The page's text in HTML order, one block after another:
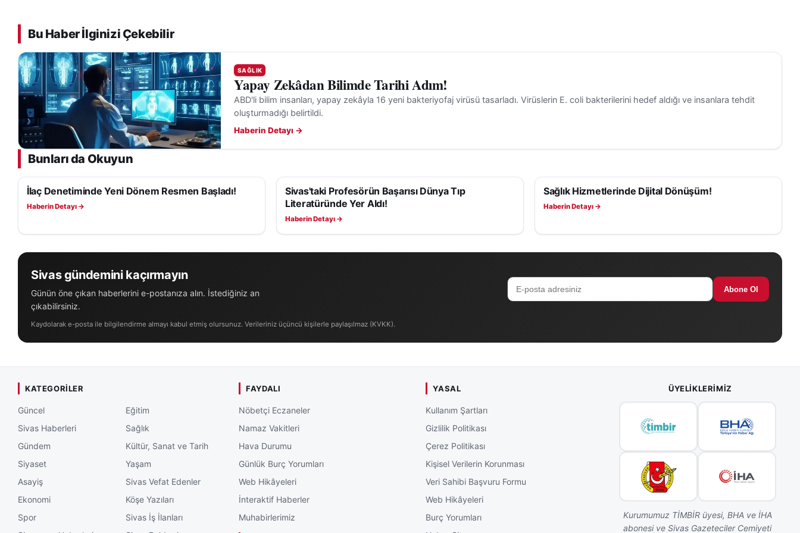
almasının önemine dikkat çekildi.
Açıklamanın sonunda, yaşanan tüm gelişmelerin kamuoyunun bilgisine saygıyla
sunulduğu ifade edildi. Sürecin nasıl sonuçlanacağı, hem yerel hem de ulusal basın
tarafından yakından izlenirken, konu Sivas gündemi ve eğitim haberleri başlıkları
altında da tartışılmaya devam ediyor.
Bu Haber İlginizi Çekebilir
SAĞLIK
Yapay Zekâdan Bilimde Tarihi Adım!
ABD'li bilim insanları, yapay zekâyla 16 yeni bakteriyofaj virüsü tasarladı. Virüslerin E. coli bakterilerini hedef aldığı ve insanlara tehdit
oluşturmadığı belirtildi.
Haberin Detayı →
Bunları da Okuyun
SAĞLIK
İlaç Denetiminde Yeni Dönem Resmen Başladı!
Haberin Detayı →
SAĞLIK
Sivas'taki Profesörün Başarısı Dünya Tıp
Literatüründe Yer Aldı!
Haberin Detayı →
SAĞLIK
Sağlık Hizmetlerinde Dijital Dönüşüm!
Haberin Detayı →
Sivas gündemini kaçırmayın
Günün öne çıkan haberlerini e-postanıza alın. İstediğiniz an
çıkabilirsiniz.
Abone Ol
Kaydolarak e-posta ile bilgilendirme almayı kabul etmiş olursunuz. Verileriniz üçüncü kişilerle paylaşılmaz (KVKK).
KATEGORILER
Güncel
Sivas Haberleri
Gündem
Siyaset
Asayiş
Ekonomi
Spor
Eğitim
Sağlık
Kültür, Sanat ve Tarih
Yaşam
Sivas Vefat Edenler
Köşe Yazıları
Sivas İş İlanları
FAYDALI
Nöbetçi Eczaneler
Namaz Vakitleri
Hava Durumu
Günlük Burç Yorumları
Web Hikâyeleri
İnteraktif Haberler
Muhabirlerimiz
YASAL
Kullanım Şartları
Gizlilik Politikası
Çerez Politikası
Kişisel Verilerin Korunması
Veri Sahibi Başvuru Formu
Web Hikâyeleri
Burç Yorumları
ÜYELIKLERIMIZ
Kurumumuz TİMBİR üyesi, BHA ve İHA
abonesi ve Sivas Gazeteciler Cemiyeti